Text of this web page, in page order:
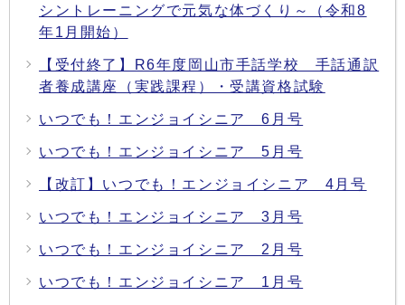
シントレーニングで元気な体づくり～（令和8
年1月開始）
【受付終了】R6年度岡山市手話学校 手話通訳
者養成講座（実践課程）・受講資格試験
いつでも！エンジョイシニア 6月号
いつでも！エンジョイシニア 5月号
【改訂】いつでも！エンジョイシニア 4月号
いつでも！エンジョイシニア 3月号
いつでも！エンジョイシニア 2月号
いつでも！エンジョイシニア 1月号